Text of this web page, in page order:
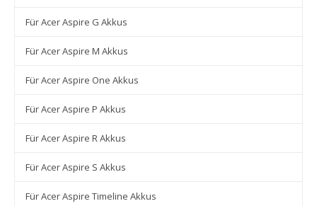
Für Acer Aspire G Akkus
Für Acer Aspire M Akkus
Für Acer Aspire One Akkus
Für Acer Aspire P Akkus
Für Acer Aspire R Akkus
Für Acer Aspire S Akkus
Für Acer Aspire Timeline Akkus